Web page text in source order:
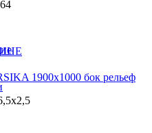
1900х1000 бок рельеф